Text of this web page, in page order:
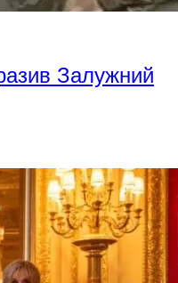
Залужний